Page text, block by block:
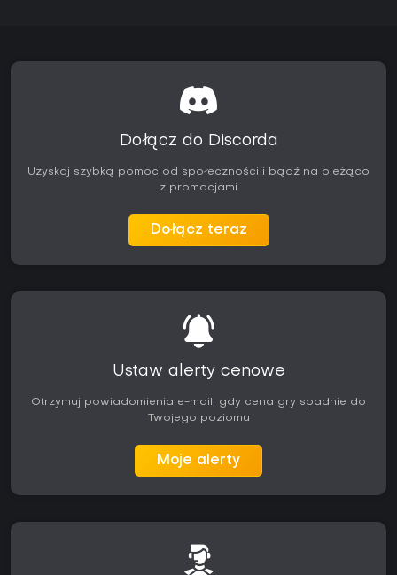
Dołącz do Discorda
Uzyskaj szybką pomoc od społeczności i bądź na bieżąco
z promocjami
Dołącz teraz
Ustaw alerty cenowe
Otrzymuj powiadomienia e-mail, gdy cena gry spadnie do
Twojego poziomu
Moje alerty